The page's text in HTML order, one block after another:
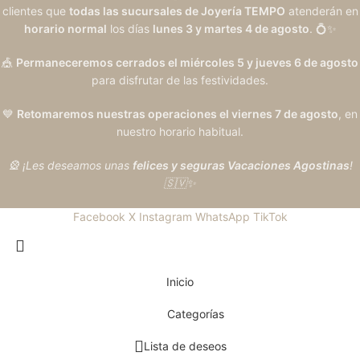
clientes que todas las sucursales de Joyería TEMPO atenderán en
horario normal los días lunes 3 y martes 4 de agosto. 💍✨
🎪 Permaneceremos cerrados el miércoles 5 y jueves 6 de agosto
para disfrutar de las festividades.
💙 Retomaremos nuestras operaciones el viernes 7 de agosto, en
nuestro horario habitual.
🎡 ¡Les deseamos unas felices y seguras Vacaciones Agostinas!
🇸🇻✨
Facebook X Instagram WhatsApp TikTok
Inicio
Categorías
Lista de deseos